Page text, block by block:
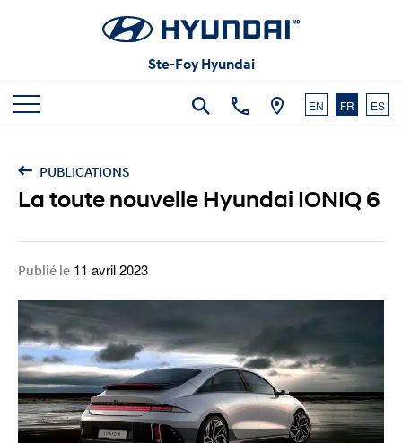
Ste-Foy Hyundai
EN FR ES
PUBLICATIONS
La toute nouvelle Hyundai IONIQ 6
Publié le 11 avril 2023